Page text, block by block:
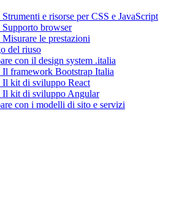
e risorse per CSS e JavaScript
Supporto browser
Misurare le prestazioni
del riuso
con il design system .italia
Il framework Bootstrap Italia
Il kit di sviluppo React
Il kit di sviluppo Angular
con i modelli di sito e servizi